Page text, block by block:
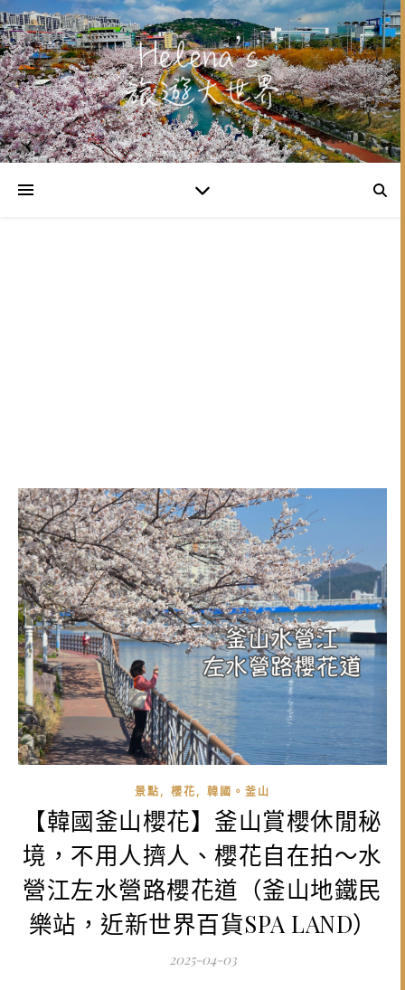
景點, 櫻花, 韓國。釜山
【韓國釜山櫻花】釜山賞櫻休閒秘
境，不用人擠人、櫻花自在拍～水
營江左水營路櫻花道（釜山地鐵民
樂站，近新世界百貨SPA LAND）
2025-04-03